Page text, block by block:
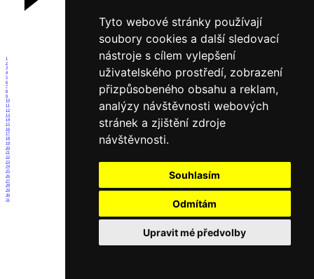
Tyto webové stránky používají
soubory cookies a další sledovací
nástroje s cílem vylepšení
uživatelského prostředí, zobrazení
přizpůsobeného obsahu a reklam,
analýzy návštěvnosti webových
stránek a zjištění zdroje
návštěvnosti.
Souhlasím
Odmítám
Upravit mé předvolby
1
2
3
4
5
6
7
8
9
10
11
12
13
14
15
16
17
18
19
20
21
22
23
24
25
26
27
28
29
30
31